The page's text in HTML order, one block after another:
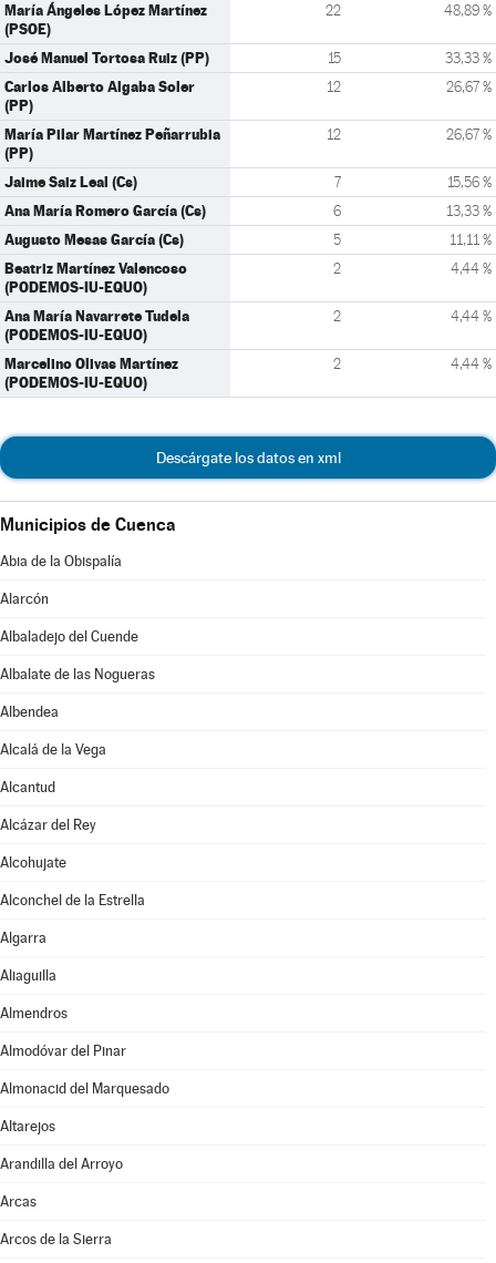
María Ángeles López Martínez
(PSOE)
22 48,89 %
José Manuel Tortosa Ruiz (PP) 15 33,33 %
Carlos Alberto Algaba Soler
(PP)
12 26,67 %
María Pilar Martínez Peñarrubia
(PP)
12 26,67 %
Jaime Saiz Leal (Cs) 7 15,56 %
Ana María Romero García (Cs) 6 13,33 %
Augusto Mesas García (Cs) 5 11,11 %
Beatriz Martínez Valencoso
(PODEMOS-IU-EQUO)
2 4,44 %
Ana María Navarrete Tudela
(PODEMOS-IU-EQUO)
2 4,44 %
Marcelino Olivas Martínez
(PODEMOS-IU-EQUO)
2 4,44 %
Descárgate los datos en xml
Municipios de Cuenca
Abia de la Obispalía
Alarcón
Albaladejo del Cuende
Albalate de las Nogueras
Albendea
Alcalá de la Vega
Alcantud
Alcázar del Rey
Alcohujate
Alconchel de la Estrella
Algarra
Aliaguilla
Almendros
Almodóvar del Pinar
Almonacid del Marquesado
Altarejos
Arandilla del Arroyo
Arcas
Arcos de la Sierra